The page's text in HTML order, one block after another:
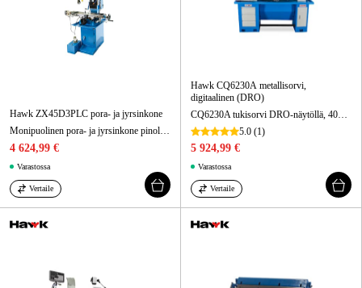
Hawk ZX45D3PLC pora- ja jyrsinkone
Monipuolinen pora- ja jyrsinkone pinoli- ja pituussyötöllä sekä jäähdytysjärjestelmällä.
4 624,99 €
Varastossa
Vertaile
Hawk CQ6230A metallisorvi,
digitaalinen (DRO)
CQ6230A tukisorvi DRO-näytöllä, 400 V, kärkiväli 915 mm
5.0 (1)
5 924,99 €
Varastossa
Vertaile